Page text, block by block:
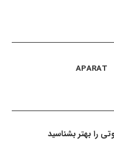
APARAT
را بهتر بشناسید